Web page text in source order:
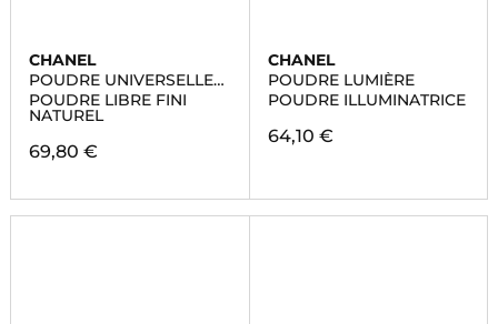
CHANEL
POUDRE UNIVERSELLE
LIBRE
POUDRE LIBRE FINI
NATUREL
69,80 €
CHANEL
POUDRE LUMIÈRE
POUDRE ILLUMINATRICE
64,10 €